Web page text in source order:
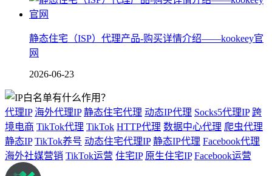
静态住宅（ISP）代理产品-购买详情介绍——kookeey官
网
2026-06-23
代理IP 海外代理IP 静态住宅代理 动态IP代理 Socks5代理IP 跨
境电商 TikTok代理 TikTok HTTP代理 数据中心代理 爬虫代理
静态IP TikTok养号 动态住宅代理IP 静态IP代理 Facebook代理
海外社媒营销 TikTok运营 住宅IP 原生住宅IP Facebook运营